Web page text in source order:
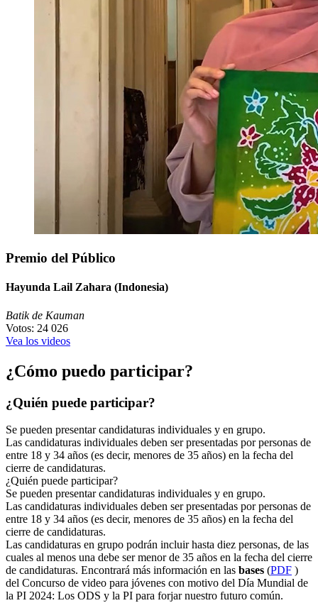
Premio del Público
Hayunda Lail Zahara (Indonesia)
Batik de Kauman
Votos: 24 026
Vea los videos
¿Cómo puedo participar?
¿Quién puede participar?
Se pueden presentar candidaturas individuales y en grupo.
Las candidaturas individuales deben ser presentadas por personas de
entre 18 y 34 años (es decir, menores de 35 años) en la fecha del
cierre de candidaturas.
¿Quién puede participar?
Se pueden presentar candidaturas individuales y en grupo.
Las candidaturas individuales deben ser presentadas por personas de
entre 18 y 34 años (es decir, menores de 35 años) en la fecha del
cierre de candidaturas.
Las candidaturas en grupo podrán incluir hasta diez personas, de las
cuales al menos una debe ser menor de 35 años en la fecha del cierre
de candidaturas. Encontrará más información en las bases (PDF )
del Concurso de video para jóvenes con motivo del Día Mundial de
la PI 2024: Los ODS y la PI para forjar nuestro futuro común.